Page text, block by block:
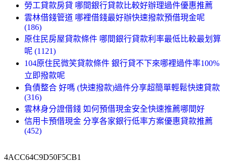
勞工貸款房貸 哪間銀行貸款比較好辦理過件優惠推薦
雲林借錢管道 哪裡借錢最好辦快速撥款預借現金呢
(186)
原住民房屋貸款條件 哪間銀行貸款利率最低比較最划算
呢 (1121)
104原住民微笑貸款條件 銀行貸不下來哪裡過件率100%
立即撥款呢
負債整合 好嗎 (快速撥款)過件分享超簡單輕鬆快速貸款
(316)
雲林身分證借錢 如何預借現金安全快速推薦哪間好
信用卡預借現金 分享各家銀行低率方案優惠貸款推薦
(452)
4ACC64C9D50F5CB1